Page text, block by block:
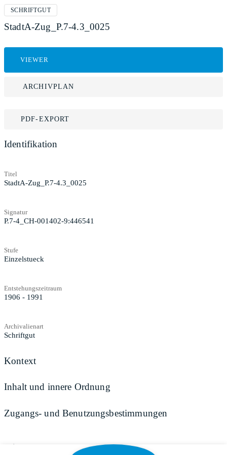
SCHRIFTGUT
StadtA-Zug_P.7-4.3_0025
VIEWER
ARCHIVPLAN
PDF-EXPORT
Identifikation
Titel
StadtA-Zug_P.7-4.3_0025
Signatur
P.7-4_CH-001402-9:446541
Stufe
Einzelstueck
Entstehungszeitraum
1906 - 1991
Archivalienart
Schriftgut
Kontext
Inhalt und innere Ordnung
Zugangs- und Benutzungsbestimmungen
Teilen